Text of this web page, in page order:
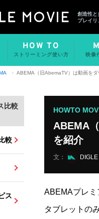
創造性と
プレイ
HOW TO
ストリーミング使い方 映像
ABEMA（旧AbemaTV）は動画を
比較
較
ス
HOWTO MOV
ABEMA
を紹介
文：
ABEMAプレミ
タブレットの